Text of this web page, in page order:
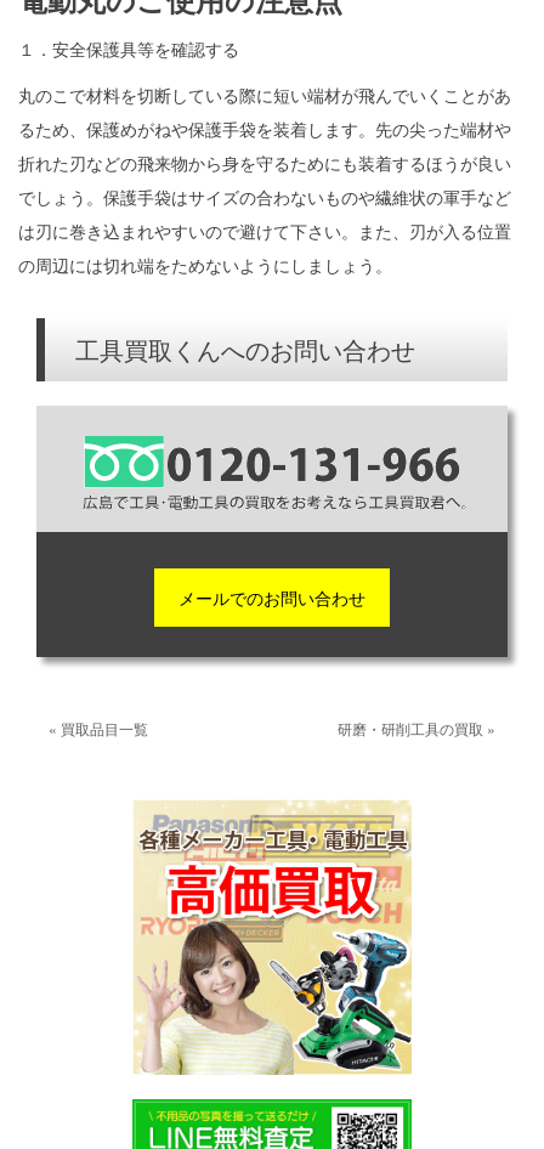
１．安全保護具等を確認する
丸のこで材料を切断している際に短い端材が飛んでいくことがあ
るため、保護めがねや保護手袋を装着します。先の尖った端材や
折れた刃などの飛来物から身を守るためにも装着するほうが良い
でしょう。保護手袋はサイズの合わないものや繊維状の軍手など
は刃に巻き込まれやすいので避けて下さい。また、刃が入る位置
の周辺には切れ端をためないようにしましょう。
工具買取くんへのお問い合わせ
メールでのお問い合わせ
« 買取品目一覧 研磨・研削工具の買取 »